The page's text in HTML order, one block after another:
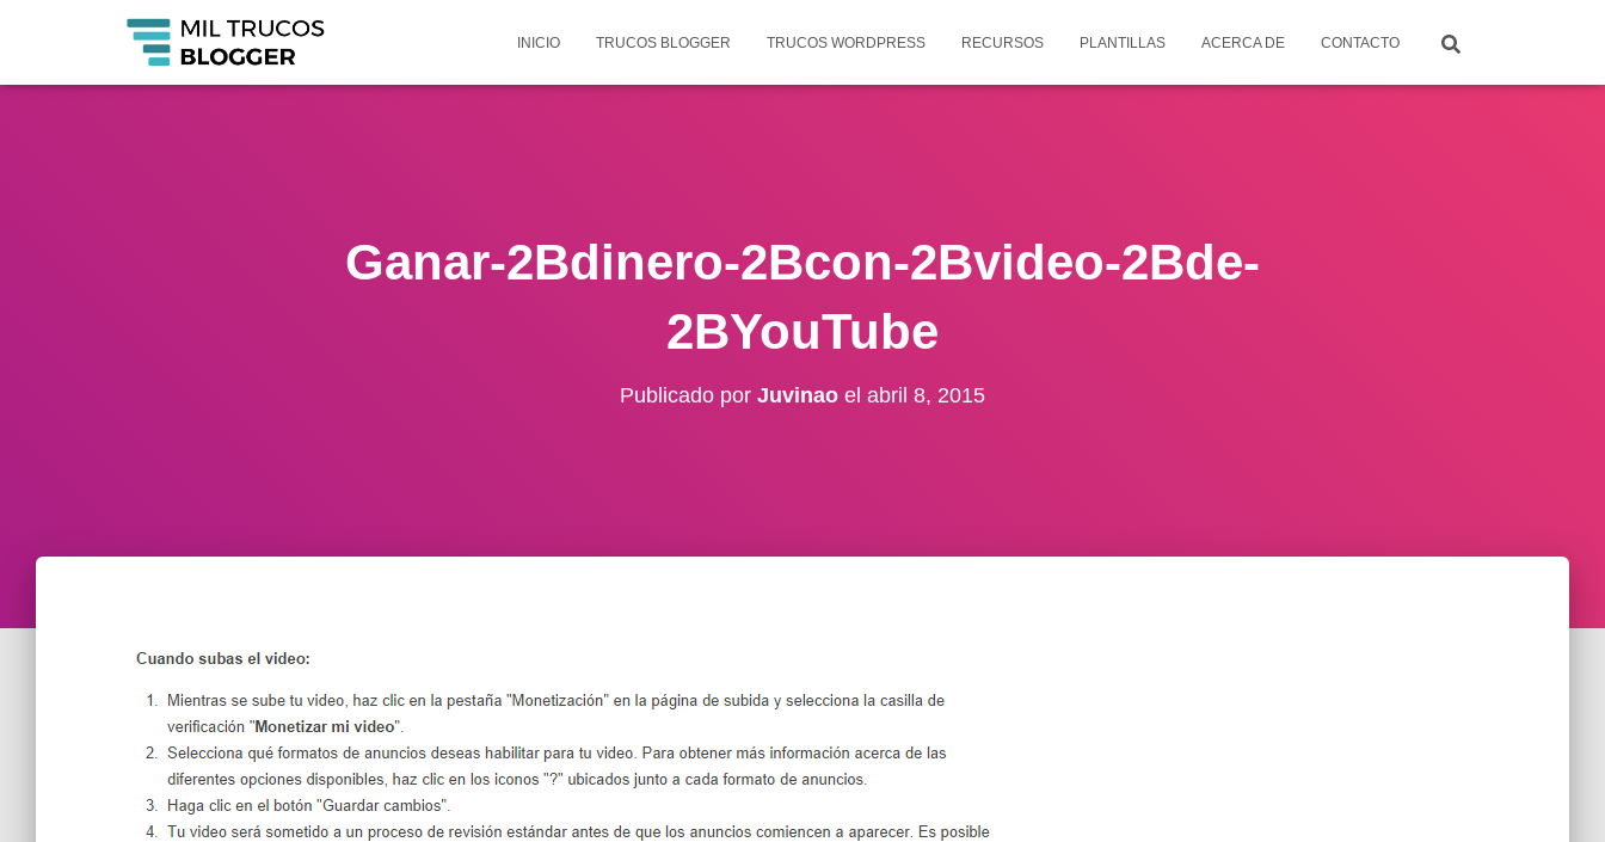
INICIO TRUCOS BLOGGER TRUCOS WORDPRESS RECURSOS PLANTILLAS ACERCA DE CONTACTO
Ganar-2Bdinero-2Bcon-2Bvideo-2Bde-
2BYouTube
Publicado por Juvinao el abril 8, 2015